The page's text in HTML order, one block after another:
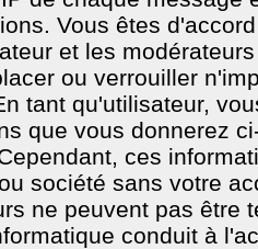
Vous êtes
et les
ou verrouiller
tant qu'utilisateur,
que vous donnerez
ces
société sans votre
ne peuvent pas être
conduit à